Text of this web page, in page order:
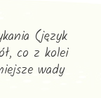
(język
co z kolei
wady